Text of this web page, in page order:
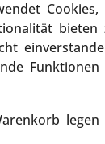
bieten
legen